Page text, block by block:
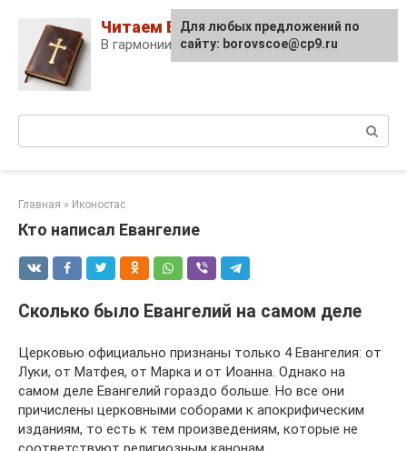
content
Читаем Библию
В гармонии с собой и Богом!
Главная » Иконостас
Кто написал Евангелие
Сколько было Евангелий на самом деле
Церковью официально признаны только 4 Евангелия: от
Луки, от Матфея, от Марка и от Иоанна. Однако на
самом деле Евангелий гораздо больше. Но все они
причислены церковными соборами к апокрифическим
изданиям, то есть к тем произведениям, которые не
Для любых предложений по
сайту: borovscoe@cp9.ru